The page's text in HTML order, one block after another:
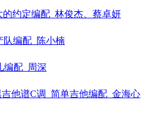
约定编配_林俊杰、蔡卓妍
队编配_陈小楠
编配_周深
他谱C调_简单吉他编配_金海心